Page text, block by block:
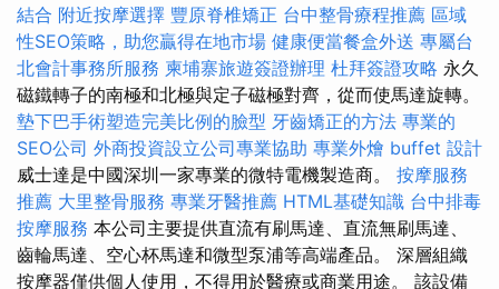
結合 附近按摩選擇 豐原脊椎矯正 台中整骨療程推薦 區域
性SEO策略，助您贏得在地市場 健康便當餐盒外送 專屬台
北會計事務所服務 柬埔寨旅遊簽證辦理 杜拜簽證攻略 永久
磁鐵轉子的南極和北極與定子磁極對齊，從而使馬達旋轉。
墊下巴手術塑造完美比例的臉型 牙齒矯正的方法 專業的
SEO公司 外商投資設立公司專業協助 專業外燴 buffet 設計
威士達是中國深圳一家專業的微特電機製造商。 按摩服務
推薦 大里整骨服務 專業牙醫推薦 HTML基礎知識 台中排毒
按摩服務 本公司主要提供直流有刷馬達、直流無刷馬達、
齒輪馬達、空心杯馬達和微型泵浦等高端產品。 深層組織
按摩器僅供個人使用，不得用於醫療或商業用途。 該設備